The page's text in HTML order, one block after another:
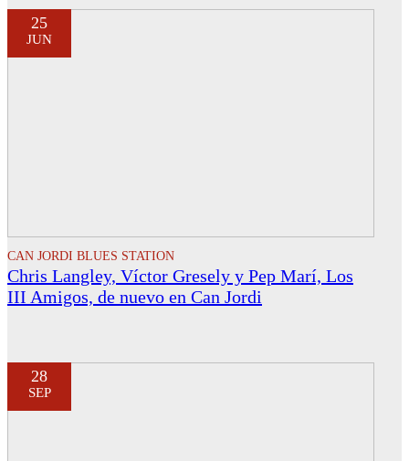
25
JUN
CAN JORDI BLUES STATION
Chris Langley, Víctor Gresely y Pep Marí, Los
III Amigos, de nuevo en Can Jordi
28
SEP